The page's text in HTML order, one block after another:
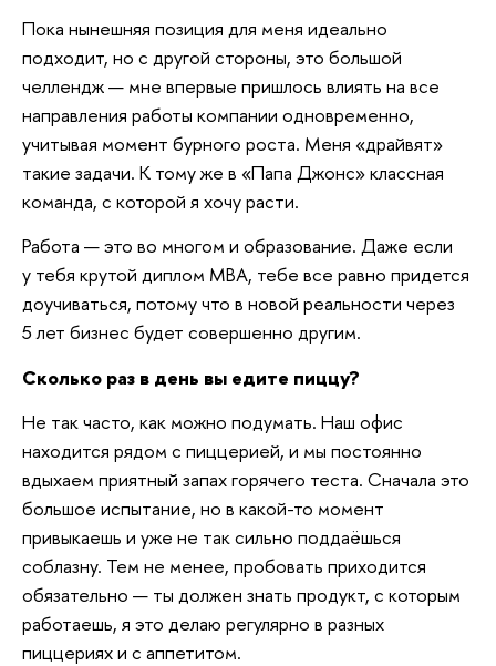
Пока нынешняя позиция для меня идеально
подходит, но с другой стороны, это большой
челлендж — мне впервые пришлось влиять на все
направления работы компании одновременно,
учитывая момент бурного роста. Меня «драйвят»
такие задачи. К тому же в «Папа Джонс» классная
команда, с которой я хочу расти.
Работа — это во многом и образование. Даже если
у тебя крутой диплом МВА, тебе все равно придется
доучиваться, потому что в новой реальности через
5 лет бизнес будет совершенно другим.
Сколько раз в день вы едите пиццу?
Не так часто, как можно подумать. Наш офис
находится рядом с пиццерией, и мы постоянно
вдыхаем приятный запах горячего теста. Сначала это
большое испытание, но в какой-то момент
привыкаешь и уже не так сильно поддаёшься
соблазну. Тем не менее, пробовать приходится
обязательно — ты должен знать продукт, с которым
работаешь, я это делаю регулярно в разных
пиццериях и с аппетитом.